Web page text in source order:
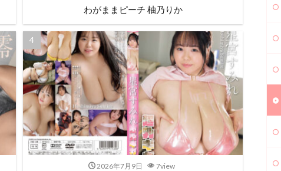
わがままピーチ 柚乃りか
2026年7月9日 7view